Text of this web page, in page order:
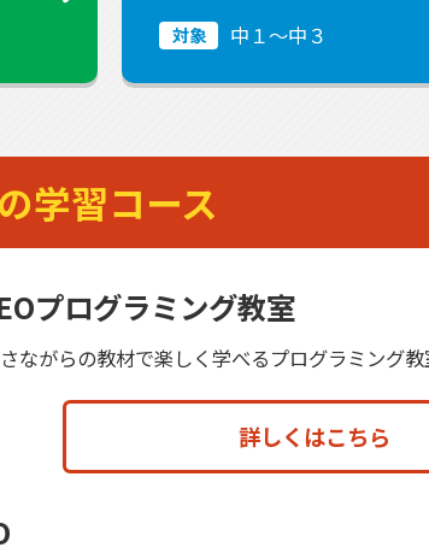
対象 中１〜中３
学習コース
プログラミング教室
ながらの教材で楽しく学べるプログラミング教
詳しくはこちら